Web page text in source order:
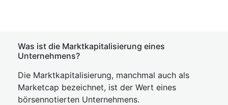
Was ist die Marktkapitalisierung eines
Unternehmens?
Die Marktkapitalisierung, manchmal auch als
Marketcap bezeichnet, ist der Wert eines
börsennotierten Unternehmens.